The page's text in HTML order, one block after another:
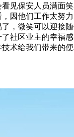
见保安人员满面
因他们工作太努
，微笑可以迎接
社区业主的幸福
术给我们带来的